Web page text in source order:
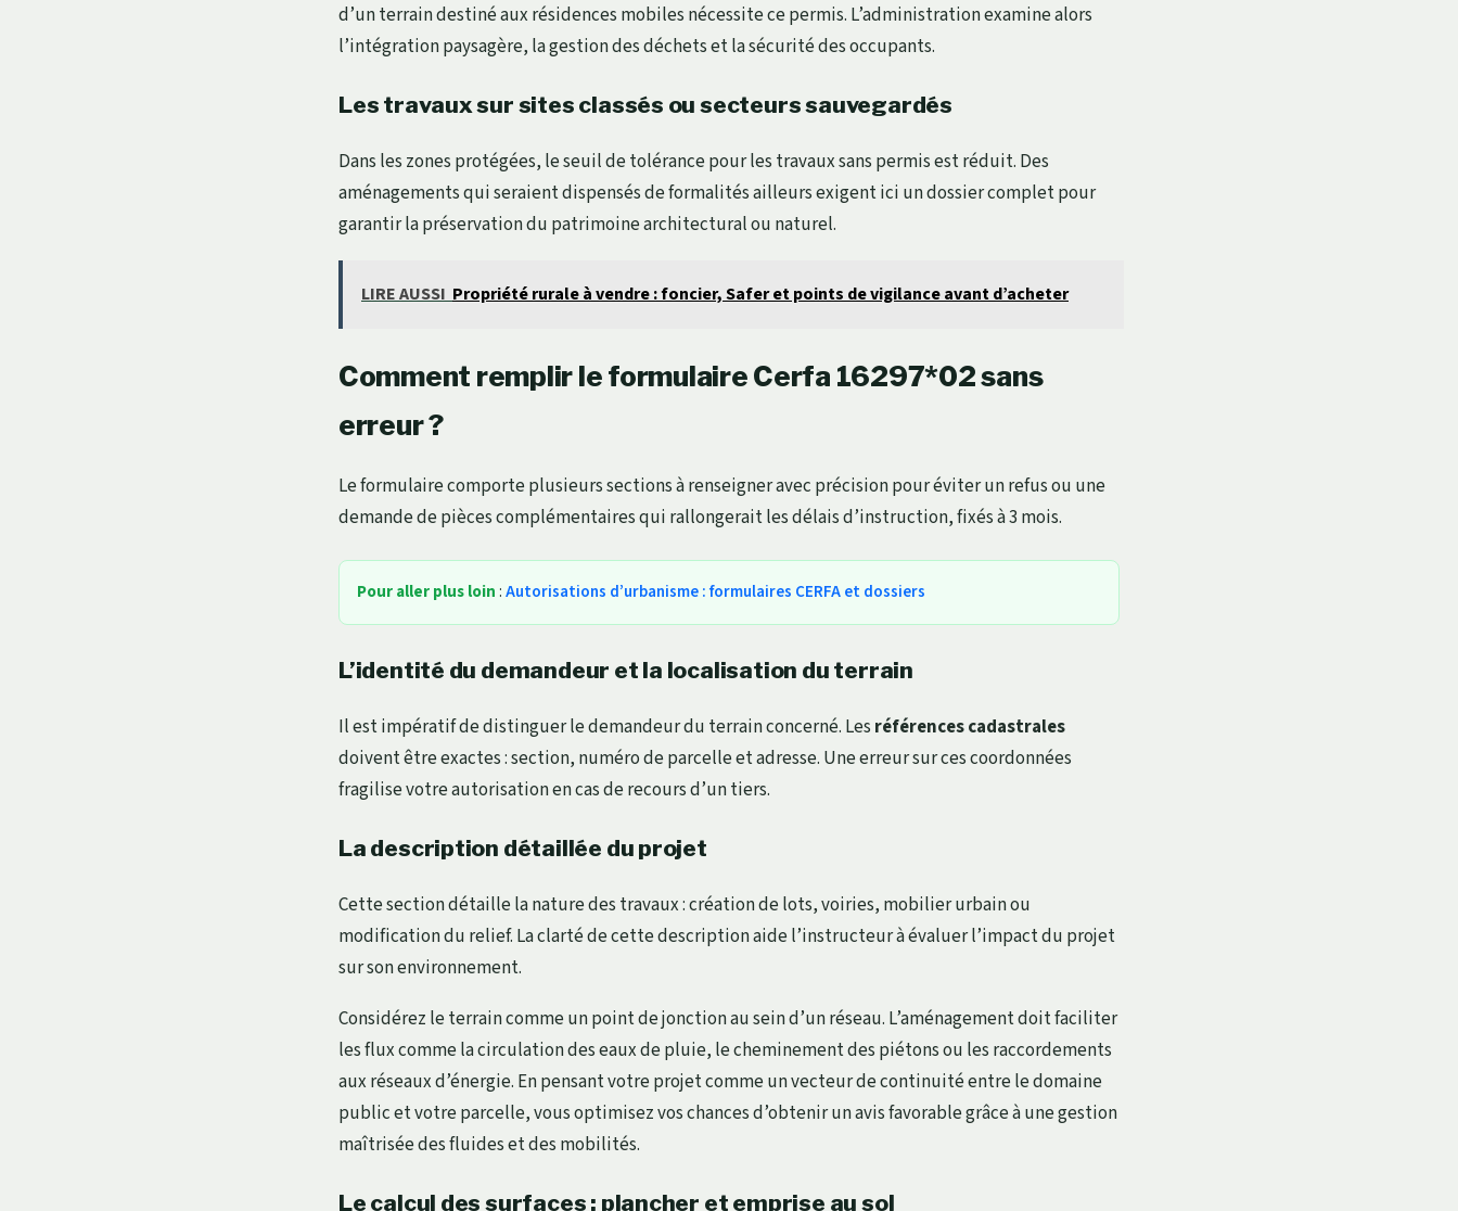
d’un terrain destiné aux résidences mobiles nécessite ce permis. L’administration examine alors
l’intégration paysagère, la gestion des déchets et la sécurité des occupants.
Les travaux sur sites classés ou secteurs sauvegardés
Dans les zones protégées, le seuil de tolérance pour les travaux sans permis est réduit. Des
aménagements qui seraient dispensés de formalités ailleurs exigent ici un dossier complet pour
garantir la préservation du patrimoine architectural ou naturel.
LIRE AUSSI Propriété rurale à vendre : foncier, Safer et points de vigilance avant d’acheter
Comment remplir le formulaire Cerfa 16297*02 sans
erreur ?
Le formulaire comporte plusieurs sections à renseigner avec précision pour éviter un refus ou une
demande de pièces complémentaires qui rallongerait les délais d’instruction, fixés à 3 mois.
Pour aller plus loin :Autorisations d’urbanisme : formulaires CERFA et dossiers
L’identité du demandeur et la localisation du terrain
Il est impératif de distinguer le demandeur du terrain concerné. Les références cadastrales
doivent être exactes : section, numéro de parcelle et adresse. Une erreur sur ces coordonnées
fragilise votre autorisation en cas de recours d’un tiers.
La description détaillée du projet
Cette section détaille la nature des travaux : création de lots, voiries, mobilier urbain ou
modification du relief. La clarté de cette description aide l’instructeur à évaluer l’impact du projet
sur son environnement.
Considérez le terrain comme un point de jonction au sein d’un réseau. L’aménagement doit faciliter
les flux comme la circulation des eaux de pluie, le cheminement des piétons ou les raccordements
aux réseaux d’énergie. En pensant votre projet comme un vecteur de continuité entre le domaine
public et votre parcelle, vous optimisez vos chances d’obtenir un avis favorable grâce à une gestion
maîtrisée des fluides et des mobilités.
Le calcul des surfaces : plancher et emprise au sol